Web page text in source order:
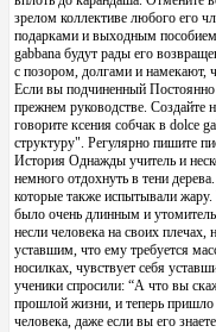
зрелом коллективе любого его
подарками и выходным пособием,
gabbana будут рады его
с позором, долгами и намекают,
Если вы подчиненный
прежнем руководстве. Создайте
говорите ксения собчак в dolce
структуру". Регулярно пишите
История Однажды учитель и
немного отдохнуть в тени
которые также испытывали жару.
было очень длинным и
несли человека на своих
уставшим, что ему требуется
носилках, чувствует себя
ученики спросили: “А что вы
прошлой жизни, и теперь пришло
человека, даже если вы его